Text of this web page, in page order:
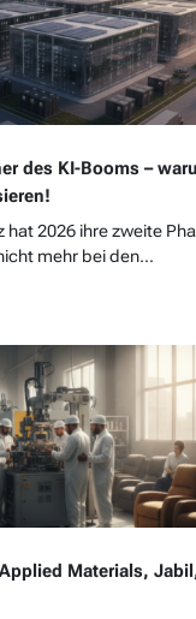
des KI-Booms –
hat 2026 ihre zweite
mehr bei den...
Materials,